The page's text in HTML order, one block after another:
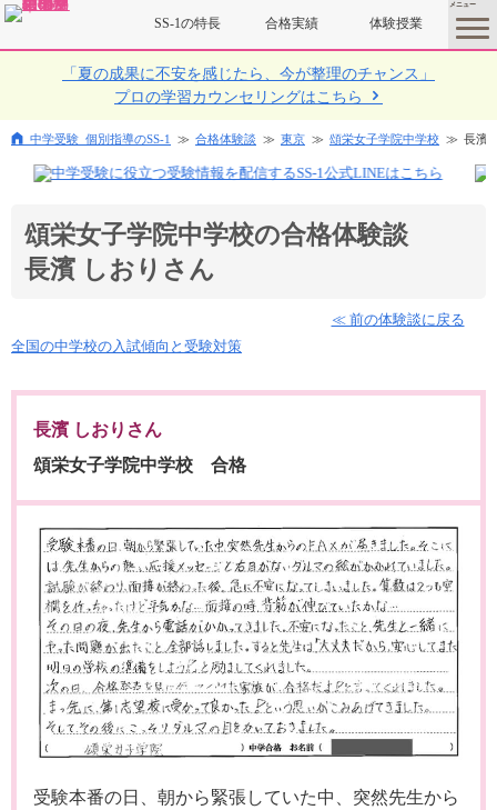
体験授業
合格実績
SS-1の特長
toggle
menu
「夏の成果に不安を感じたら、今が整理のチャンス」
プロの学習カウンセリングはこちら
中学受験 個別指導のSS-1 合格体験談 東京 頌栄女子学院中学校 長濱
頌栄女子学院中学校の合格体験談
長濱 しおりさん
≪ 前の体験談に戻る
全国の中学校の入試傾向と受験対策
長濱 しおりさん
頌栄女子学院中学校 合格
受験本番の日、朝から緊張していた中、突然先生から